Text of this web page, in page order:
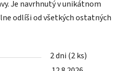
Je navrhnutý v unikátnom
odlíši od všetkých ostatných
2 dni (2 ks)